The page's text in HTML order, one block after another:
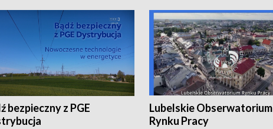
bezpieczny z PGE
Lubelskie Obserwatorium
Rynku Pracy